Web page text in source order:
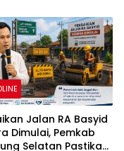
Jalan RA Basyid
Dimulai, Pemkab
Selatan Pastikan